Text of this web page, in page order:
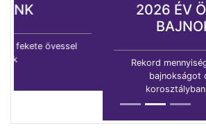
2026 ÉV ÖSSZESÍTETT
BAJNOKA AZ UTE
Rekord mennyiségű 30 aranyéremmel
bajnokságot csapatunk,
korosztályban magas színvonalon